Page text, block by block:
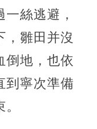
絲逃避，
，雛田并沒
倒地，也依
到寧次準備